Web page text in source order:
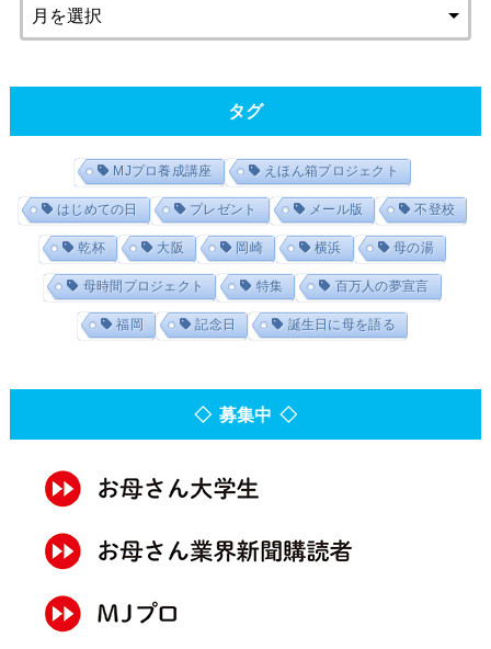
タグ
MJプロ養成講座 えほん箱プロジェクト
はじめての日 プレゼント メール版 不登校
乾杯 大阪 岡崎 横浜 母の湯
母時間プロジェクト 特集 百万人の夢宣言
福岡 記念日 誕生日に母を語る
◇ 募集中 ◇